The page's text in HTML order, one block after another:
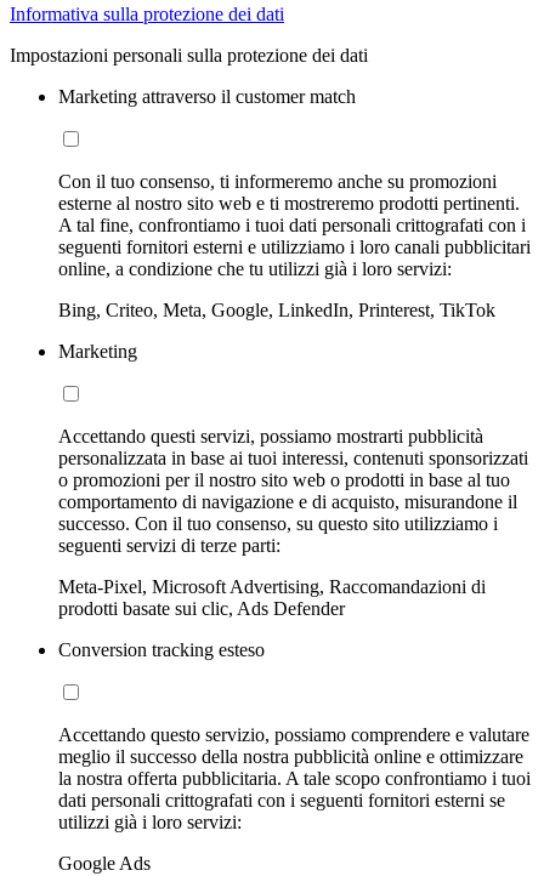
Informativa sulla protezione dei dati
Impostazioni personali sulla protezione dei dati
Marketing attraverso il customer match
Con il tuo consenso, ti informeremo anche su promozioni
esterne al nostro sito web e ti mostreremo prodotti pertinenti.
A tal fine, confrontiamo i tuoi dati personali crittografati con i
seguenti fornitori esterni e utilizziamo i loro canali pubblicitari
online, a condizione che tu utilizzi già i loro servizi:
Bing, Criteo, Meta, Google, LinkedIn, Printerest, TikTok
Marketing
Accettando questi servizi, possiamo mostrarti pubblicità
personalizzata in base ai tuoi interessi, contenuti sponsorizzati
o promozioni per il nostro sito web o prodotti in base al tuo
comportamento di navigazione e di acquisto, misurandone il
successo. Con il tuo consenso, su questo sito utilizziamo i
seguenti servizi di terze parti:
Meta-Pixel, Microsoft Advertising, Raccomandazioni di
prodotti basate sui clic, Ads Defender
Conversion tracking esteso
Accettando questo servizio, possiamo comprendere e valutare
meglio il successo della nostra pubblicità online e ottimizzare
la nostra offerta pubblicitaria. A tale scopo confrontiamo i tuoi
dati personali crittografati con i seguenti fornitori esterni se
utilizzi già i loro servizi:
Google Ads